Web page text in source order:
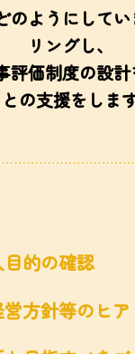
のようにして
リングし、
評価制度の設
の支援をします
的の確認
方針等のヒ